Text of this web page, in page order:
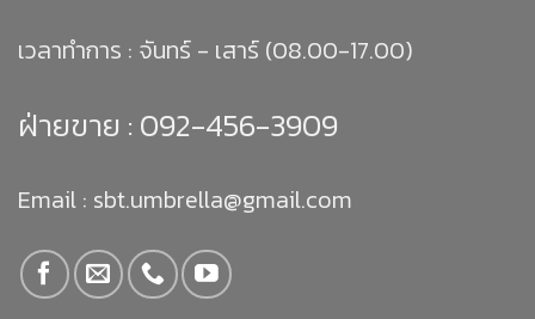
เวลาทำการ : จันทร์ - เสาร์ (08.00-17.00)
ฝ่ายขาย : 092-456-3909
Email : sbt.umbrella@gmail.com